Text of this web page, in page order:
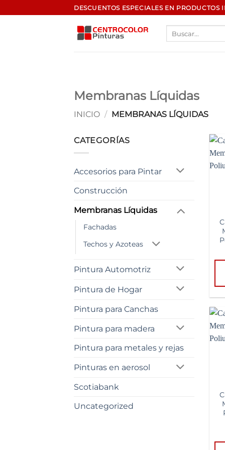
al
DESCUENTOS ESPECIALES EN PRODUCTOS
Membranas Líquidas
INICIO / MEMBRANAS LÍQUIDAS
CATEGORÍAS
Accesorios para Pintar
Construcción
Membranas Líquidas
Fachadas
Techos y Azoteas
Pintura Automotriz
Pintura de Hogar
Pintura para Canchas
Pintura para madera
Pintura para metales y rejas
Pinturas en aerosol
Scotiabank
Uncategorized